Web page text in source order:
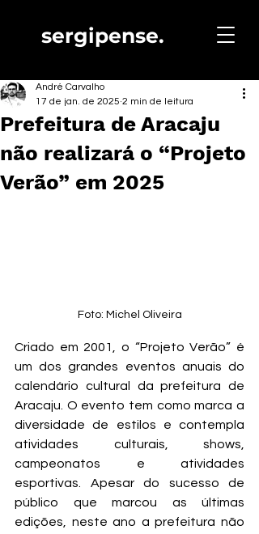
sergipense.
Prefeitura de Aracaju
não realizará o “Projeto
Verão” em 2025
André Carvalho
17 de jan. de 2025 2 min de leitura
Foto: Michel Oliveira
Criado em 2001, o “Projeto Verão” é
um dos grandes eventos anuais do
calendário cultural da prefeitura de
Aracaju. O evento tem como marca a
diversidade de estilos e contempla
atividades culturais, shows,
campeonatos e atividades
esportivas. Apesar do sucesso de
público que marcou as últimas
edições, neste ano a prefeitura não